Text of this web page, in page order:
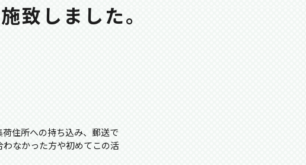
致しました。
住所への持ち込み、郵送で
なかった方や初めてこの活